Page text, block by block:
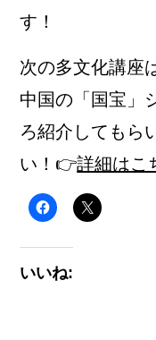
す！
次の多文化講座
中国の「国宝」
ろ紹介してもら
い！👉詳細はこ
いいね: